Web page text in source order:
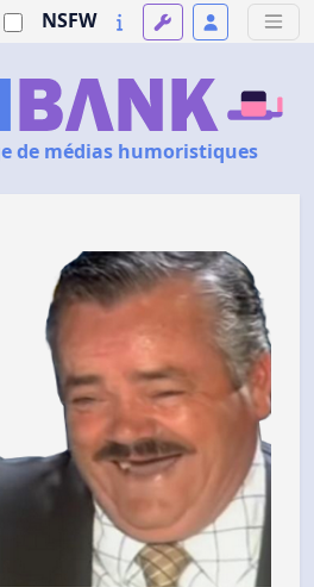
NSFW
de médias humoristiques